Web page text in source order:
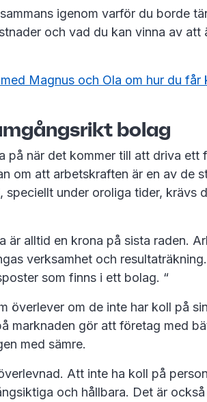
igenom varför du borde
och vad du kan vinna av att
Magnus och Ola om hur du får
bolag
på när det kommer till att driva ett
om att arbetskraften är en av de
speciellt under oroliga tider, krävs
är alltid en krona på sista raden.
verksamhet och
som finns i ett bolag. “
överlever om de inte har koll på
marknaden gör att företag med
med sämre.
Att inte ha koll på
och hållbara. Det är